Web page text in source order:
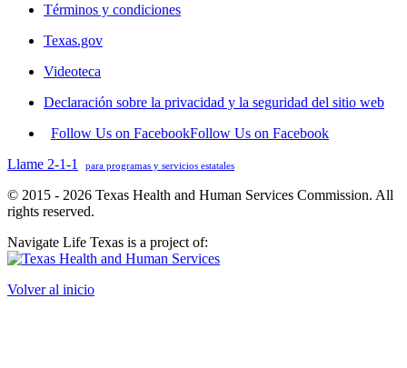
Términos y condiciones
Texas.gov
Videoteca
Declaración sobre la privacidad y la seguridad del sitio web
Follow Us on FacebookFollow Us on Facebook
Llame 2-1-1
para programas y servicios estatales
© 2015 - 2026 Texas Health and Human Services Commission. All
rights reserved.
Navigate Life Texas is a project of:
Volver al inicio